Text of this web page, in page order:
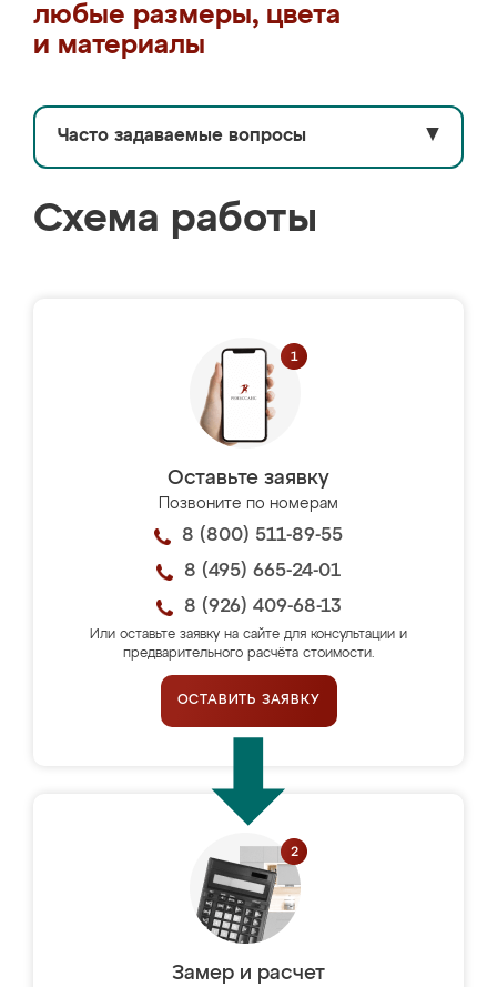
любые размеры, цвета
и материалы
Часто задаваемые вопросы ▼
Схема работы
Оставьте заявку
Позвоните по номерам
8 (800) 511-89-55
8 (495) 665-24-01
8 (926) 409-68-13
Или оставьте заявку на сайте для консультации и
предварительного расчёта стоимости.
ОСТАВИТЬ ЗАЯВКУ
Замер и расчет